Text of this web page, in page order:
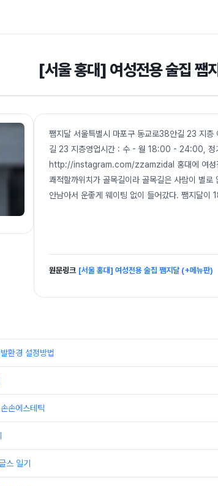
[서울 홍대] 여성전용 술집 쨈
쨈지달 서울특별시 마포구 동교로38안길 23 지
길 23 지층영업시간 : 수 - 월 18:00 - 24:00,
http://instagram.com/zzamzidal 홍대에 여성전
쾌적할까위치가 골목길이라 골목길은 사람이 별
안남아서 운좋게 웨이팅 없이 들어갔다. 쨈지달이
원문링크 [서울 홍대] 여성전용 술집 쨈지달 (+메뉴판)
환경 설정방법
손에스테틱
스 일기